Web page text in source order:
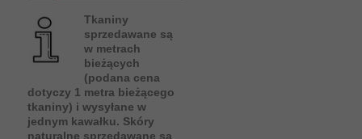
Tkaniny
sprzedawane są
w metrach
bieżących
(podana cena
dotyczy 1 metra bieżącego
tkaniny) i wysyłane w
jednym kawałku. Skóry
naturalne sprzedawane są